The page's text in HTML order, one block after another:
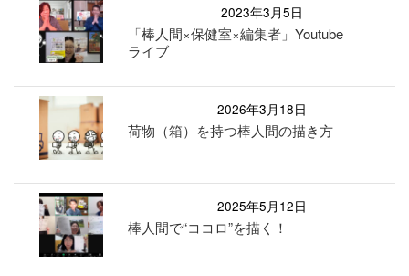
2023年3月5日
「棒人間×保健室×編集者」Youtube
ライブ
2026年3月18日
荷物（箱）を持つ棒人間の描き方
2025年5月12日
棒人間で“ココロ”を描く！